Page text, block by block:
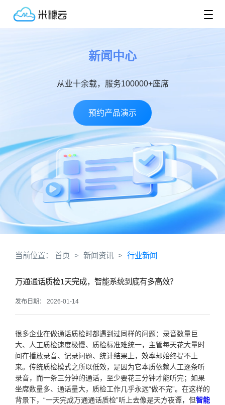
新闻中心
从业十余载，服务100000+座席
预约产品演示
当前位置： 首页 > 新闻资讯 > 行业新闻
万通通话质检1天完成，智能系统到底有多高效？
发布日期： 2026-01-14
很多企业在做通话质检时都遇到过同样的问题：录音数量巨
大、人工质检速度极慢、质检标准难统一，主管每天花大量时
间在播放录音、记录问题、统计结果上，效率却始终提不上
来。传统质检模式之所以低效，是因为它本质依赖人工逐条听
录音，而一条三分钟的通话，至少要花三分钟才能听完；如果
坐席数量多、通话量大，质检工作几乎永远“做不完”。在这样的
背景下，“一天完成万通通话质检”听上去像是天方夜谭，但智能